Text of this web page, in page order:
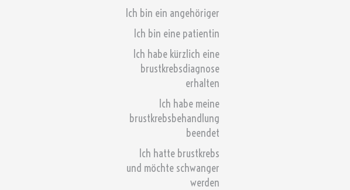
Ich bin ein angehöriger
Ich bin eine patientin
Ich habe kürzlich eine
brustkrebsdiagnose
erhalten
Ich habe meine
brustkrebsbehandlung
beendet
Ich hatte brustkrebs
und möchte schwanger
werden